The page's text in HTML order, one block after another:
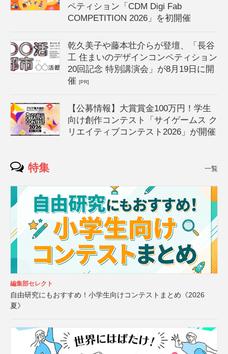
ペティション「CDM Digi Fab
COMPETITION 2026」を初開催
乾久美子や藤本壮介らが登壇、「長谷
工 住まいのデザインコンペティション
20回記念 特別講演会」が8月19日に開
催[PR]
【公募情報】大賞賞金100万円！学生
向け創作コンテスト「サイゲームス ク
リエイティブコンテスト2026」が開催
特集 一覧
編集部セレクト
自由研究にもおすすめ！小学生向けコンテストまとめ《2026
夏》